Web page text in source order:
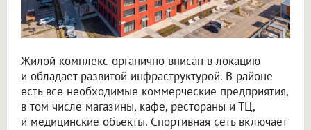
Жилой комплекс органично вписан в локацию
и обладает развитой инфраструктурой. В районе
есть все необходимые коммерческие предприятия,
в том числе магазины, кафе, рестораны и ТЦ,
и медицинские объекты. Спортивная сеть включает